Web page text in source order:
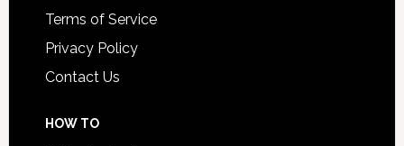
Terms of Service
Privacy Policy
Contact Us
HOW TO